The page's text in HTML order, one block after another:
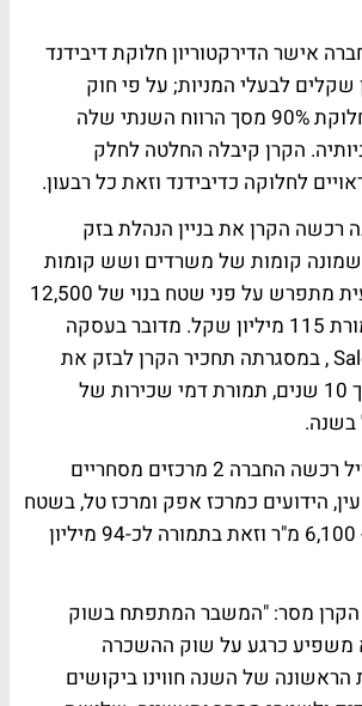
אישר הדירקטוריון חלוקת דיבידנד
מיליון שקלים לבעלי המניות; על פי חוק
מחויבת קרן ריט בחלוקת 90% מסך הרווח השנתי שלה
הקרן קיבלה החלטה לחלק
הקרן את בניין הנהלת בזק
שמונה קומות של משרדים ושש קומות
של חניה תת קרקעית מתפרש על פני שטח בנוי של 12,500
מטר רבוע וזאת תמורת 115 מיליון שקל. מדובר בעסקה
Sale and lease back , במסגרתה תחכיר הקרן לבזק את
הבניין בחזרה למשך 10 שנים, תמורת דמי שכירות של
בנוסף בחודש אפריל רכשה החברה 2 מרכזים מסחריים
הידועים כמרכז אפק ומרכז טל, בשטח
מסחרי כולל של כ- 6,100 מ"ר וזאת בתמורה לכ-94 מיליון
הקרן מסר: "המשבר המתפתח בשוק
משפיע כרגע על שוק ההשכרה
של השנה חווינו ביקושים